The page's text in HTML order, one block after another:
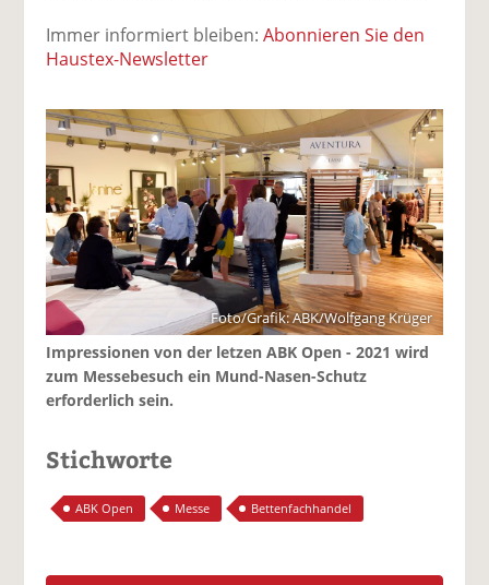
Immer informiert bleiben:Abonnieren Sie den
Haustex-Newsletter
Foto/Grafik: ABK/Wolfgang Krüger
Impressionen von der letzen ABK Open - 2021 wird
zum Messebesuch ein Mund-Nasen-Schutz
erforderlich sein.
Stichworte
ABK Open Messe Bettenfachhandel